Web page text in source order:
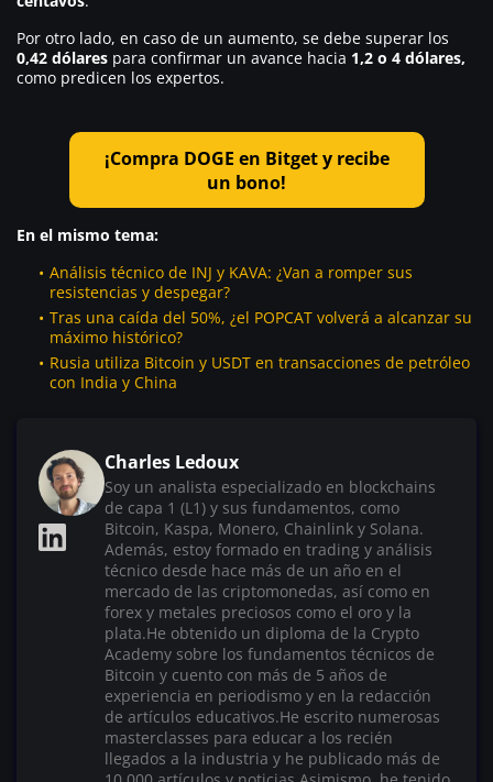
Por otro lado, en caso de un aumento, se debe superar los
0,42 dólares para confirmar un avance hacia 1,2 o 4 dólares,
como predicen los expertos.
¡Compra DOGE en Bitget y recibe
un bono!
En el mismo tema:
Análisis técnico de INJ y KAVA: ¿Van a romper sus
resistencias y despegar?
Tras una caída del 50%, ¿el POPCAT volverá a alcanzar su
máximo histórico?
Rusia utiliza Bitcoin y USDT en transacciones de petróleo
con India y China
Charles Ledoux
Soy un analista especializado en blockchains
de capa 1 (L1) y sus fundamentos, como
Bitcoin, Kaspa, Monero, Chainlink y Solana.
Además, estoy formado en trading y análisis
técnico desde hace más de un año en el
mercado de las criptomonedas, así como en
forex y metales preciosos como el oro y la
plata.He obtenido un diploma de la Crypto
Academy sobre los fundamentos técnicos de
Bitcoin y cuento con más de 5 años de
experiencia en periodismo y en la redacción
de artículos educativos.He escrito numerosas
masterclasses para educar a los recién
llegados a la industria y he publicado más de